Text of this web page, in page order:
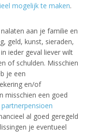
mogelijk te maken.
aan je familie en
geld, kunst, sieraden,
ieder geval liever wilt
of schulden. Misschien
je een
en/of
misschien een goed
partnerpensioen
al goed geregeld
je eventueel